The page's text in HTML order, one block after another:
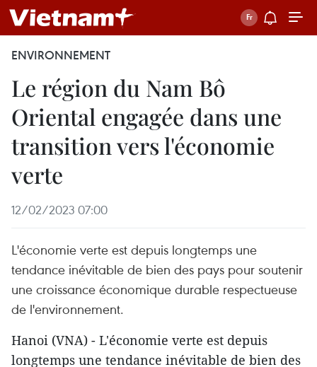
ENVIRONNEMENT
Le région du Nam Bô
Oriental engagée dans une
transition vers l'économie
verte
12/02/2023 07:00
L'économie verte est depuis longtemps une
tendance inévitable de bien des pays pour soutenir
une croissance économique durable respectueuse
de l'environnement.
Hanoi (VNA) - L'économie verte est depuis
longtemps une tendance inévitable de bien des